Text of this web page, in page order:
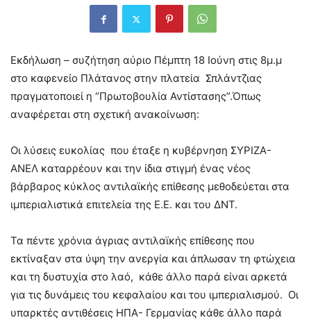
Εκδήλωση – συζήτηση αύριο Πέμπτη 18 Ιούνη στις 8μ.μ
στο καφενείο Πλάτανος στην πλατεία Σπλάντζιας
πραγματοποιεί η “Πρωτοβουλία Αντίστασης”.Όπως
αναφέρεται στη σχετική ανακοίνωση:
Οι λύσεις ευκολίας που έταξε η κυβέρνηση ΣΥΡΙΖΑ-
ΑΝΕΛ καταρρέουν και την ίδια στιγμή ένας νέος
βάρβαρος κύκλος αντιλαϊκής επίθεσης μεθοδεύεται στα
ιμπεριαλιστικά επιτελεία της Ε.Ε. και του ΔΝΤ.
Τα πέντε χρόνια άγριας αντιλαϊκής επίθεσης που
εκτίναξαν στα ύψη την ανεργία και άπλωσαν τη φτώχεια
και τη δυστυχία στο λαό, κάθε άλλο παρά είναι αρκετά
για τις δυνάμεις του κεφαλαίου και του ιμπεριαλισμού. Οι
υπαρκτές αντιθέσεις ΗΠΑ- Γερμανίας κάθε άλλο παρά